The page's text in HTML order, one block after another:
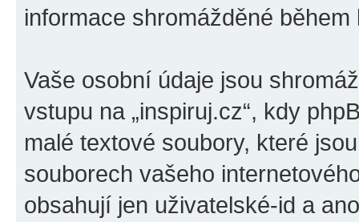
informace shromážděné
Vaše osobní údaje jsou
vstupu na „inspiruj.cz“, kdy
malé textové soubory, které
souborech vašeho
obsahují jen uživatelské-id a